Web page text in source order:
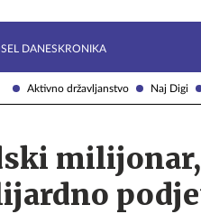
Aktivno državljanstvo Naj Digi
DANESKRONIKA